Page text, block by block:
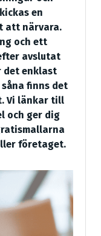
en
att närvara.
och ett
avslutat
det enklast
finns det
Vi länkar till
och ger dig
företaget.